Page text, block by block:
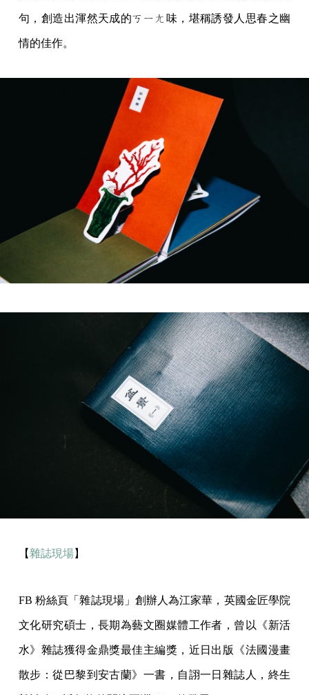
句，創造出渾然天成的ㄎㄧㄤ味，堪稱誘發人思春之幽
情的佳作。
【雜誌現場】
FB 粉絲頁「雜誌現場」創辦人為江家華，英國金匠學院
文化研究碩士，長期為藝文圈媒體工作者，曾以《新活
水》雜誌獲得金鼎獎最佳主編獎，近日出版《法國漫畫
散步：從巴黎到安古蘭》一書，自詡一日雜誌人，終生